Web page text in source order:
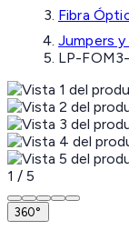
Fibra
Jumpers
LP-
1 / 5
360°